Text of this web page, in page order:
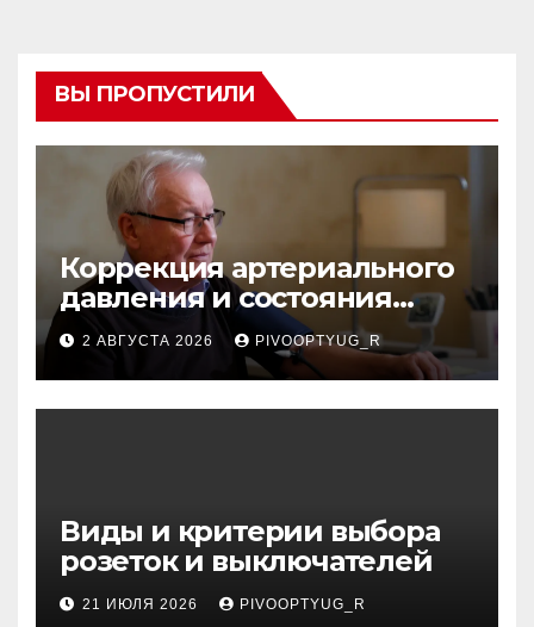
ВЫ ПРОПУСТИЛИ
Коррекция артериального
давления и состояния
сосудов в профилактике
инсульта
2 АВГУСТА 2026 PIVOOPTYUG_R
Виды и критерии выбора
розеток и выключателей
21 ИЮЛЯ 2026 PIVOOPTYUG_R